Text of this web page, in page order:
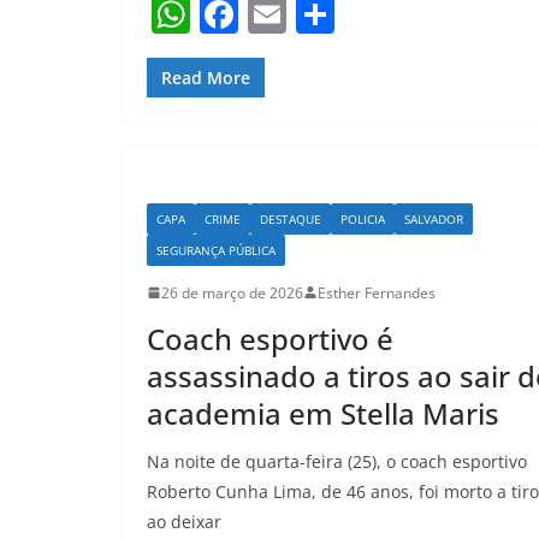
W
h
at
p
p
F
a
c
o
o
k
E
Read More
CAPA CRIME DESTAQUE POLICIA
SALVADOR
SEGURANÇA PÚBLICA
26 de março de 2026 Esther Fernandes
Coach esportivo é
assassinado a tiros ao sair
academia em Stella Maris
Na noite de quarta-feira (25), o coach esportivo
Roberto Cunha Lima, de 46 anos, foi morto a
ao deixar